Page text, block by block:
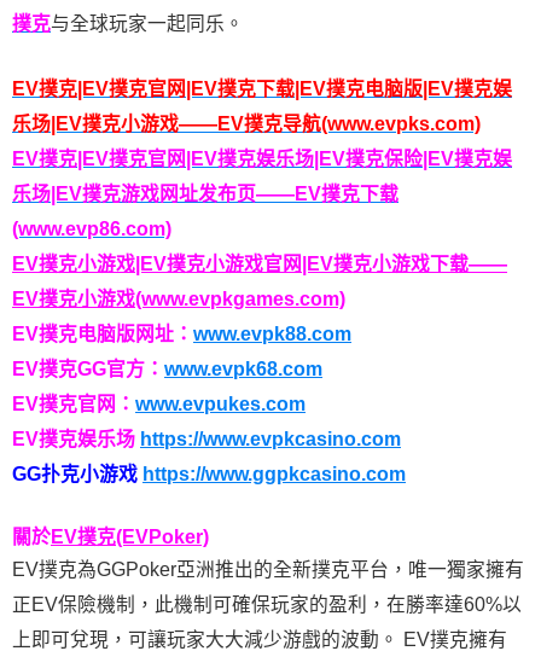
撲克与全球玩家一起同乐。
EV撲克|EV撲克官网|EV撲克下载|EV撲克电脑版|EV撲克娱
乐场|EV撲克小游戏——EV撲克导航(www.evpks.com)
EV撲克|EV撲克官网|EV撲克娱乐场|EV撲克保险|EV撲克娱
乐场|EV撲克游戏网址发布页——EV撲克下载
(www.evp86.com)
EV撲克小游戏|EV撲克小游戏官网|EV撲克小游戏下载——
EV撲克小游戏(www.evpkgames.com)
EV撲克电脑版网址： www.evpk88.com
EV撲克GG官方： www.evpk68.com
EV撲克官网： www.evpukes.com
EV撲克娱乐场 https://www.evpkcasino.com
GG扑克小游戏 https://www.ggpkcasino.com
關於EV撲克(EVPoker)
EV撲克為GGPoker亞洲推出的全新撲克平台，唯一獨家擁有
正EV保險機制，此機制可確保玩家的盈利，在勝率達60%以
上即可兌現，可讓玩家大大減少游戲的波動。 EV撲克擁有